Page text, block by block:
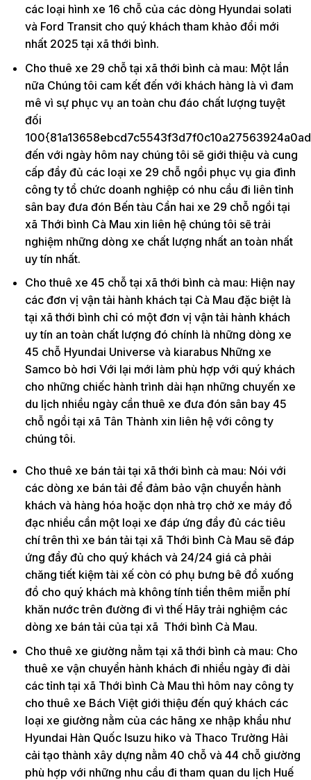
các loại hình xe 16 chỗ của các dòng Hyundai solati
và Ford Transit cho quý khách tham khảo đổi mới
nhất 2025 tại xã thới bình.
Cho thuê xe 29 chỗ tại xã thới bình cà mau: Một lần
nữa Chúng tôi cam kết đến với khách hàng là vì đam
mê vì sự phục vụ an toàn chu đáo chất lượng tuyệt
đối
đến với ngày hôm nay chúng tôi sẽ giới thiệu và cung
cấp đầy đủ các loại xe 29 chỗ ngồi phục vụ gia đình
công ty tổ chức doanh nghiệp có nhu cầu đi liên tỉnh
sân bay đưa đón Bến tàu Cần hai xe 29 chỗ ngồi tại
xã Thới bình Cà Mau xin liên hệ chúng tôi sẽ trải
nghiệm những dòng xe chất lượng nhất an toàn nhất
uy tín nhất.
Cho thuê xe 45 chỗ tại xã thới bình cà mau: Hiện nay
các đơn vị vận tải hành khách tại Cà Mau đặc biệt là
tại xã thới bình chỉ có một đơn vị vận tải hành khách
uy tín an toàn chất lượng đó chính là những dòng xe
45 chỗ Hyundai Universe và kiarabus Những xe
Samco bò hơi Với lại mới làm phù hợp với quý khách
cho những chiếc hành trình dài hạn những chuyến xe
du lịch nhiều ngày cần thuê xe đưa đón sân bay 45
chỗ ngồi tại xã Tân Thành xin liên hệ với công ty
chúng tôi.
Cho thuê xe bán tải tại xã thới bình cà mau: Nói với
các dòng xe bán tải để đảm bảo vận chuyển hành
khách và hàng hóa hoặc dọn nhà trọ chở xe máy đồ
đạc nhiều cần một loại xe đáp ứng đầy đủ các tiêu
chí trên thì xe bán tải tại xã Thới bình Cà Mau sẽ đáp
ứng đầy đủ cho quý khách và 24/24 giá cả phải
chăng tiết kiệm tài xế còn có phụ bưng bê đồ xuống
đồ cho quý khách mà không tính tiền thêm miễn phí
khăn nước trên đường đi vì thế Hãy trải nghiệm các
dòng xe bán tải của tại xã Thới bình Cà Mau.
Cho thuê xe giường nằm tại xã thới bình cà mau: Cho
thuê xe vận chuyển hành khách đi nhiều ngày đi dài
các tỉnh tại xã Thới bình Cà Mau thì hôm nay công ty
cho thuê xe Bách Việt giới thiệu đến quý khách các
loại xe giường nằm của các hãng xe nhập khẩu như
Hyundai Hàn Quốc Isuzu hiko và Thaco Trường Hải
cải tạo thành xây dựng nằm 40 chỗ và 44 chỗ giường
phù hợp với những nhu cầu đi tham quan du lịch Huế